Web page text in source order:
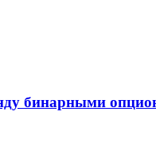
бинарными